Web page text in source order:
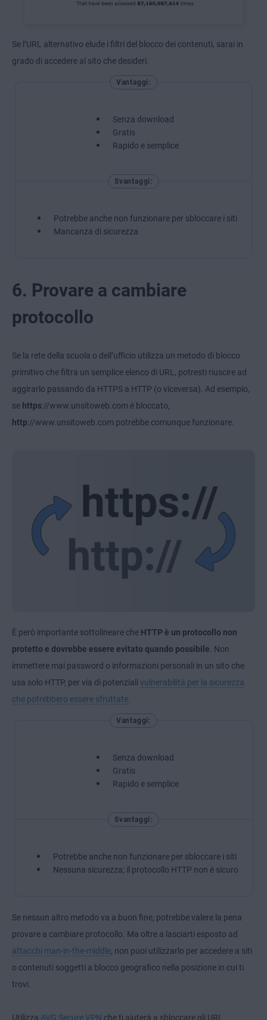
Se l’URL alternativo elude i filtri del blocco dei contenuti, sarai in
grado di accedere al sito che desideri.
Vantaggi:
Senza download
Gratis
Rapido e semplice
Svantaggi:
Potrebbe anche non funzionare per sbloccare i siti
Mancanza di sicurezza
6. Provare a cambiare
protocollo
Se la rete della scuola o dell’ufficio utilizza un metodo di blocco
primitivo che filtra un semplice elenco di URL, potresti riuscire ad
aggirarlo passando da HTTPS a HTTP (o viceversa). Ad esempio,
se https://www.unsitoweb.com è bloccato,
http://www.unsitoweb.com potrebbe comunque funzionare.
È però importante sottolineare che HTTP è un protocollo non
protetto e dovrebbe essere evitato quando possibile . Non
immettere mai password o informazioni personali in un sito che
usa solo HTTP, per via di potenziali vulnerabilità per la sicurezza
che potrebbero essere sfruttate
Vantaggi:
Senza download
Gratis
Rapido e semplice
Svantaggi:
Potrebbe anche non funzionare per sbloccare i siti
Nessuna sicurezza; il protocollo HTTP non è sicuro
Se nessun altro metodo va a buon fine, potrebbe valere la pena
provare a cambiare protocollo. Ma oltre a lasciarti esposto ad
attacchi man-in-the-middle , non puoi utilizzarlo per accedere a siti
o contenuti soggetti a blocco geografico nella posizione in cui ti
trovi.
Utilizza AVG Secure VPN che ti aiuterà a sbloccare gli URL,